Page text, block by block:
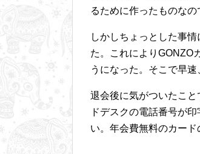
るために作ったものなの
しかしちょっとした事
た。これによりGONZO
うになった。そこで早
退会後に気がついたこ
ドデスクの電話番号が
い。年会費無料のカー